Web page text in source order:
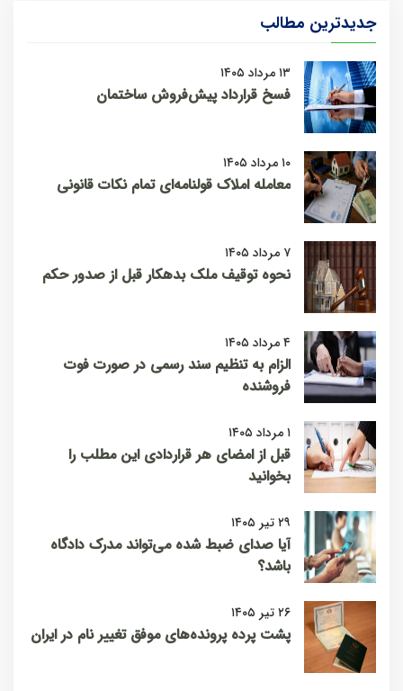
جدیدترین مطالب
۱۳ مرداد ۱۴۰۵
فسخ قرارداد پیش‌فروش ساختمان
۱۰ مرداد ۱۴۰۵
معامله املاک قولنامه‌ای تمام نکات قانونی
۷ مرداد ۱۴۰۵
نحوه توقیف ملک بدهکار قبل از صدور حکم
۴ مرداد ۱۴۰۵
الزام به تنظیم سند رسمی در صورت فوت
فروشنده
۱ مرداد ۱۴۰۵
قبل از امضای هر قراردادی این مطلب را
بخوانید
۲۹ تیر ۱۴۰۵
آیا صدای ضبط شده می‌تواند مدرک دادگاه
باشد؟
۲۶ تیر ۱۴۰۵
پشت پرده پرونده‌های موفق تغییر نام در ایران